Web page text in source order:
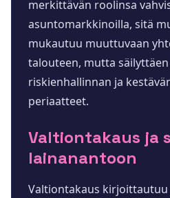
merkittävän roolinsa
asuntomarkkinoilla, sitä
mukautuu muuttuvaan
talouteen, mutta säilyttäen
riskienhallinnan ja
periaatteet.
Valtiontakaus ja
lainanantoon
Valtiontakaus kirjoittautuu